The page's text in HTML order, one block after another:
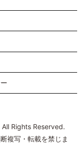
Rights Reserved.
複写・転載を禁じま